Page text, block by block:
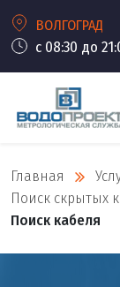
ВОЛГОГРАД
с 08:30 до
Главная
Поиск скрытых
Поиск кабеля